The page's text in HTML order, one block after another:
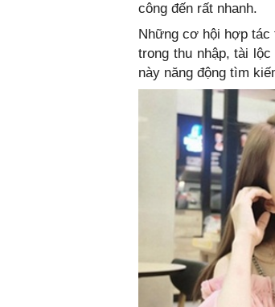
công đến rất nhanh.
Những cơ hội hợp
trong thu nhập, tài
này năng động tìm